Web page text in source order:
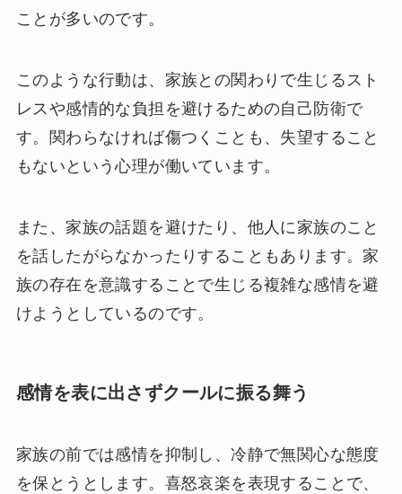
ことが多いのです。
このような行動は、家族との関わりで生じるスト
レスや感情的な負担を避けるための自己防衛で
す。関わらなければ傷つくことも、失望すること
もないという心理が働いています。
また、家族の話題を避けたり、他人に家族のこと
を話したがらなかったりすることもあります。家
族の存在を意識することで生じる複雑な感情を避
けようとしているのです。
感情を表に出さずクールに振る舞う
家族の前では感情を抑制し、冷静で無関心な態度
を保とうとします。喜怒哀楽を表現することで、